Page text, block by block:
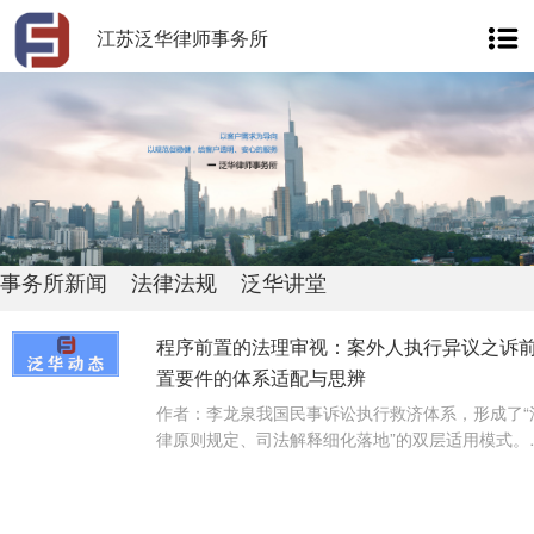
江苏泛华律师事务所
事务所新闻 法律法规 泛华讲堂
程序前置的法理审视：案外人执行异议之诉
置要件的体系适配与思辨
作者：李龙泉我国民事诉讼执行救济体系，形成了“
律原则规定、司法解释细化落地”的双层适用模式。